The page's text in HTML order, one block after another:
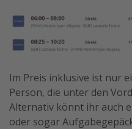
Im Preis inklusive ist nur
Person, die unter den
Alternativ könnt ihr auch
oder sogar